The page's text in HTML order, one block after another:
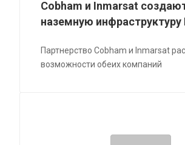
Cobham и Inmarsat
наземную инфраструктуру
Партнерство Cobham и Inmarsat
возможности обеих компаний